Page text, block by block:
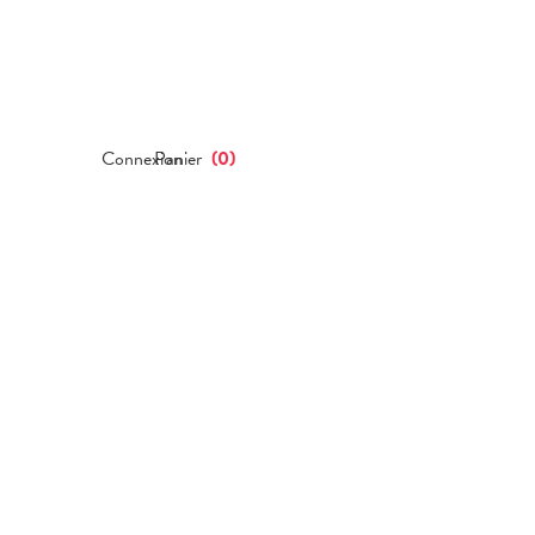
Connexion
Panier (0)